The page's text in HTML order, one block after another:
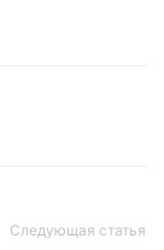
Следующая статья